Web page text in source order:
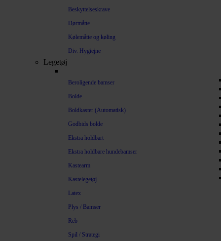
Beskyttelseskrave
Dørmåtte
Kølemåtte og køling
Div. Hygiejne
Legetøj
Beroligende bamser
Bolde
Boldkaster (Automatisk)
Godbids bolde
Ekstra holdbart
Ekstra holdbare hundebamser
Kastearm
Kastelegetøj
Latex
Plys / Bamser
Reb
Spil / Strategi